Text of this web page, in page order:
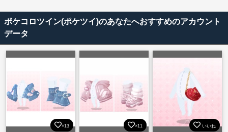
ポケコロツイン(ポケツイ)のあなたへおすすめのアカウント
データ
×13 ×11 いいね